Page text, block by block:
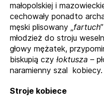
małopolskiej i
cechowały ponadto
męski plisowany „fartuch
młodzież do stroju
głowy mężatek,
biskupią czy łoktusza –
naramienny szal kobiecy.
Stroje kobiece